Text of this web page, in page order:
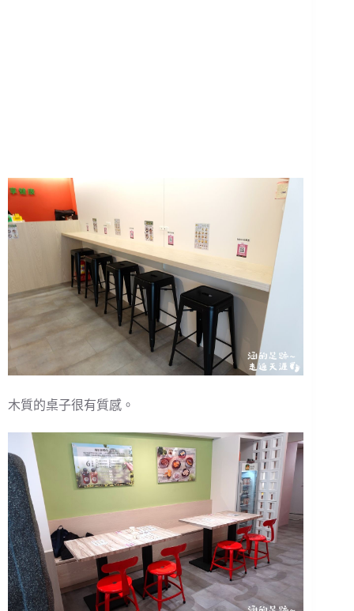
木質的桌子很有質感。